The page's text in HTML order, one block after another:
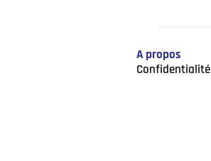
A propos
Confidentialité